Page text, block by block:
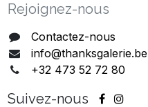
Rejoig​nez-nous
Contactez-nous
info@thanksgalerie.be
+32 473 52 72 80
Suivez-nous